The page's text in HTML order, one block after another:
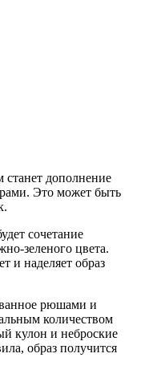
дополнение
Это может быть
сочетание
зеленого цвета.
и наделяет образ
рюшами и
количеством
кулон и неброские
образ получится